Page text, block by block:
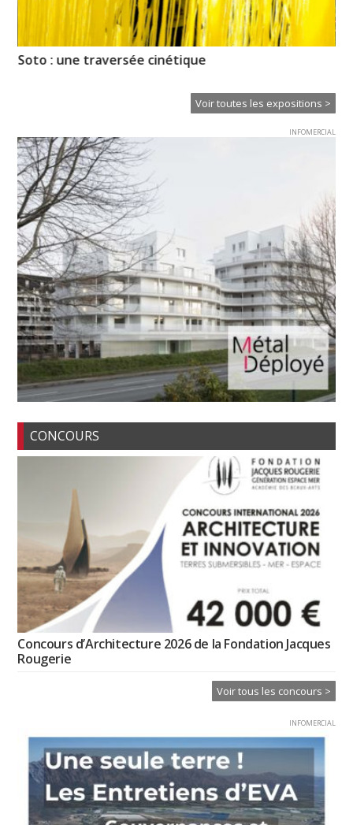
Soto : une traversée cinétique
Voir toutes les expositions >
INFOMERCIAL
CONCOURS
Concours d’Architecture 2026 de la Fondation Jacques
Rougerie
Voir tous les concours >
INFOMERCIAL